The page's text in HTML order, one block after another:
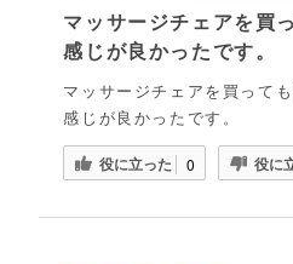
マッサージチェアを買
感じが良かったです。
マッサージチェアを買っても
感じが良かったです。
役に立った 0 役に